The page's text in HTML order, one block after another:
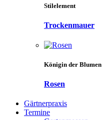
Stilelement
Trockenmauer
Königin der Blumen
Rosen
Gärtnerpraxis
Termine